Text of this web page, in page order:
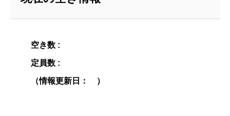
空き数 :
定員数 :
（情報更新日： ）